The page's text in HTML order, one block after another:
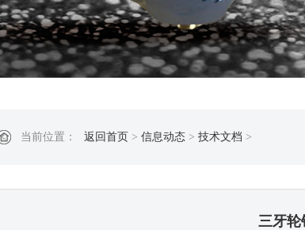
当前位置： 返回首页 > 信息动态 > 技术文档 >
三牙轮